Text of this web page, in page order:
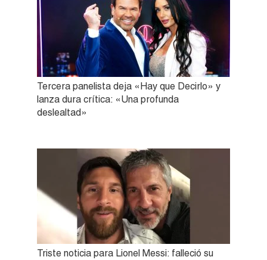
Tercera panelista deja «Hay que Decirlo» y
lanza dura crítica: «Una profunda
deslealtad»
Triste noticia para Lionel Messi: falleció su